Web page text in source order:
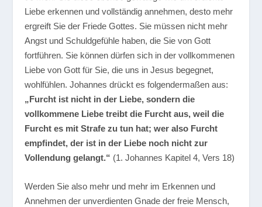
Liebe erkennen und vollständig annehmen, desto mehr
ergreift Sie der Friede Gottes. Sie müssen nicht mehr
Angst und Schuldgefühle haben, die Sie von Gott
fortführen. Sie können dürfen sich in der vollkommenen
Liebe von Gott für Sie, die uns in Jesus begegnet,
wohlfühlen. Johannes drückt es folgendermaßen aus:
„Furcht ist nicht in der Liebe, sondern die
vollkommene Liebe treibt die Furcht aus, weil die
Furcht es mit Strafe zu tun hat; wer also Furcht
empfindet, der ist in der Liebe noch nicht zur
Vollendung gelangt.“ (1. Johannes Kapitel 4, Vers 18)
Werden Sie also mehr und mehr im Erkennen und
Annehmen der unverdienten Gnade der freie Mensch,